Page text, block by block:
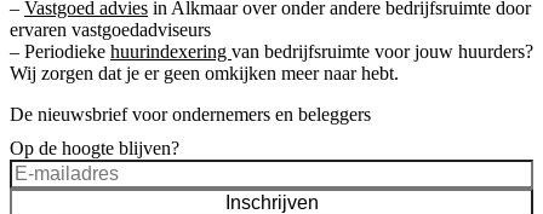
– Vastgoed advies in Alkmaar over onder andere bedrijfsruimte door
ervaren vastgoedadviseurs
– Periodieke huurindexering van bedrijfsruimte voor jouw huurders?
Wij zorgen dat je er geen omkijken meer naar hebt.
De nieuwsbrief voor ondernemers en beleggers
Op de hoogte blijven?
Inschrijven